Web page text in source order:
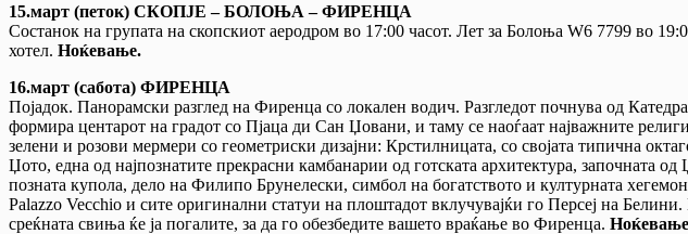
15.март (петок) СКОПЈЕ – БОЛОЊА – ФИРЕНЦА
Состанок на групата на скопскиот аеродром во 17:00 часот. Лет за Болоња W6 7799 во
хотел. Ноќевање.
16.март (сабота) ФИРЕНЦА
Појадок. Панорамски разглед на Фиренца со локален водич. Разгледот почнува од
формира центарот на градот со Пјаца ди Сан Џовани, и таму се наоѓаат најважните
зелени и розови мермери со геометриски дизајни: Крстилницата, со својата типична
Џото, една од најпознатите прекрасни камбанарии од готската архитектура,
позната купола, дело на Филипо Брунелески, симбол на богатството и културната
Palazzo Vecchio и сите оригинални статуи на плоштадот вклучувајќи го Персеј на
среќната свиња ќе ја погалите, за да го обезбедите вашето враќање во Фиренца.